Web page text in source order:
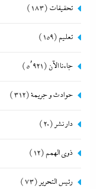
تحقيقات (183)
تعليم (159)
جاءنا الآن (5٬921)
حوادث و جريمة(312)
دار نشر (20)
ذوى الهمم (12)
رئيس التحرير (73)